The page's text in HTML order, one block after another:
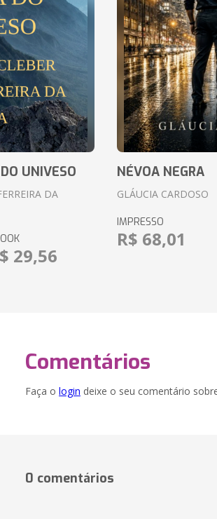
UNIVESO
DA
29,56
NÉVOA NEGRA
GLÁUCIA CARDOSO
IMPRESSO
R$ 68,01
Comentários
Faça o login deixe o seu comentário
0 comentários